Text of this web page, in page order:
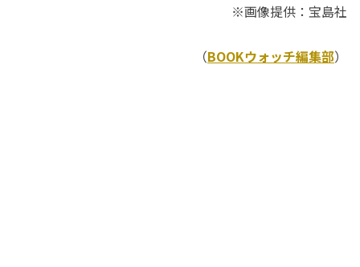
※画像提供：宝島社
（BOOKウォッチ編集部）